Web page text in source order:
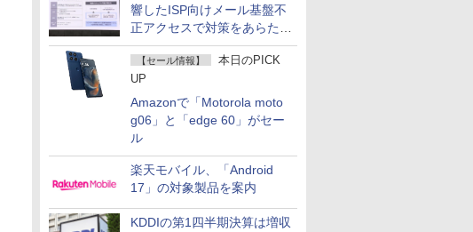
響したISP向けメール基盤不
正アクセスで対策をあらため
て説明
【セール情報】
本日のPICK
UP
Amazonで「Motorola moto
g06」と「edge 60」がセー
ル
楽天モバイル、「Android
17」の対象製品を案内
KDDIの第1四半期決算は増収